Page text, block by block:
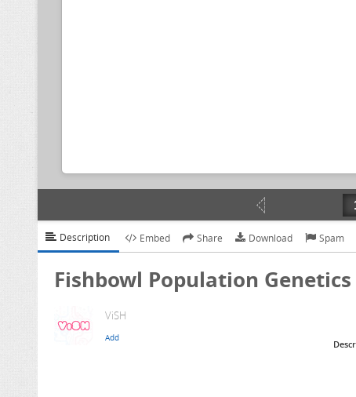
Description Embed Share Download Spam
Fishbowl Population Genetics
ViSH